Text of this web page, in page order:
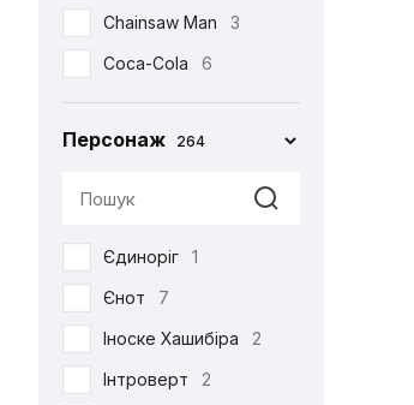
Chainsaw Man
3
Coca-Cola
6
Corpse Bride
1
Cuphead
2
4
Death Note
Demon Slayer
Dexter's Laboratory
Diablo
6
Персонаж 264
Єдиноріг
1
Єнот
7
Іноске Хашибіра
2
Інтроверт
2